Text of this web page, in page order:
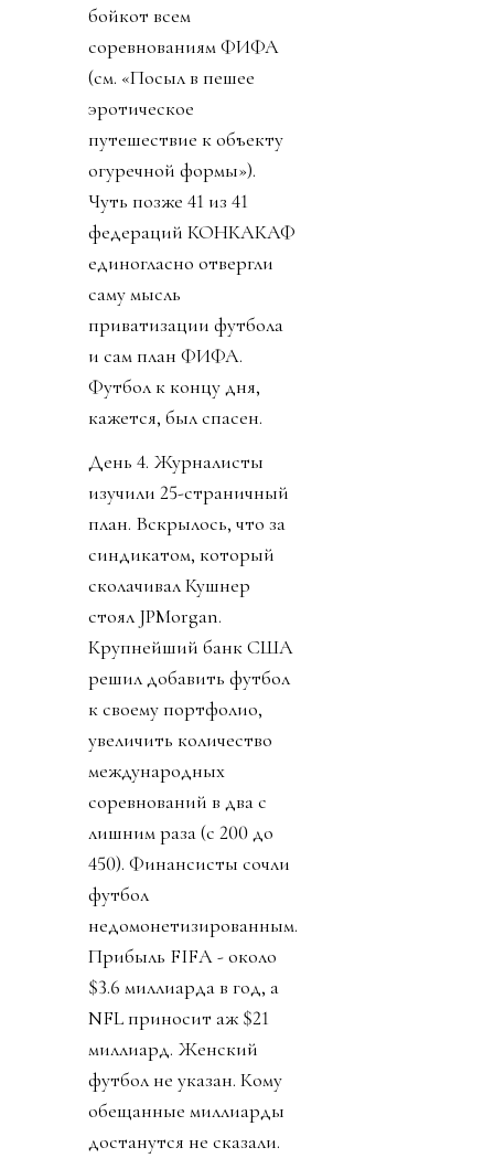
бойкот всем
соревнованиям ФИФА
(см. «Посыл в пешее
эротическое
путешествие к объекту
огуречной формы»).
Чуть позже 41 из 41
федераций КОНКАКАФ
единогласно отвергли
саму мысль
приватизации футбола
и сам план ФИФА.
Футбол к концу дня,
кажется, был спасен.
День 4. Журналисты
изучили 25-страничный
план. Вскрылось, что за
синдикатом, который
сколачивал Кушнер
стоял JPMorgan.
Крупнейший банк США
решил добавить футбол
к своему портфолио,
увеличить количество
международных
соревнований в два с
лишним раза (с 200 до
450). Финансисты сочли
футбол
недомонетизированным.
Прибыль FIFA - около
$3.6 миллиарда в год, а
NFL приносит аж $21
миллиард. Женский
футбол не указан. Кому
обещанные миллиарды
достанутся не сказали.